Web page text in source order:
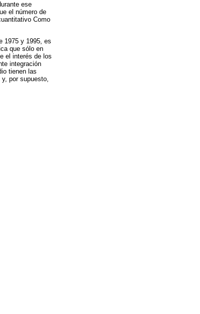
ese
el número de
Como
1975 y 1995, es
que sólo en
el interés de los
integración
tienen las
por supuesto,